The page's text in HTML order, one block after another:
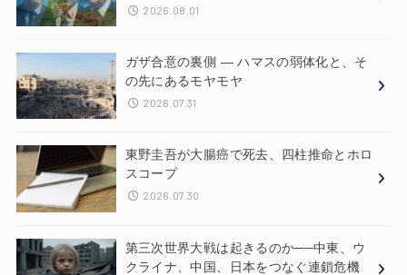
2026.08.01
ガザ合意の裏側 ― ハマスの弱体化と、そ
の先にあるモヤモヤ
2026.07.31
東野圭吾が大腸癌で死去、四柱推命とホロ
スコープ
2026.07.30
第三次世界大戦は起きるのか──中東、ウ
クライナ、中国、日本をつなぐ連鎖危機